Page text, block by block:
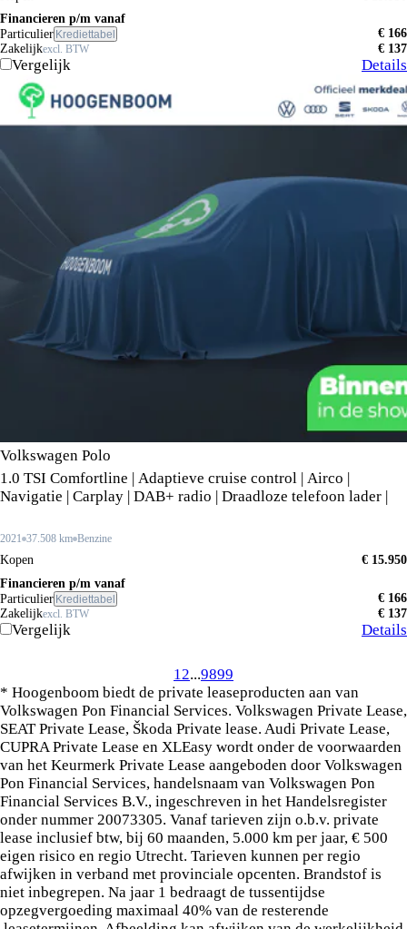
Financieren p/m vanaf
Particulier Krediettabel
€ 166
Zakelijkexcl. BTW € 137
Vergelijk Details
Volkswagen Polo
1.0 TSI Comfortline | Adaptieve cruise control | Airco |
Navigatie | Carplay | DAB+ radio | Draadloze telefoon lader |
2021 37.508 km Benzine
Kopen
€ 15.950
Financieren p/m vanaf
Particulier Krediettabel
€ 166
Zakelijkexcl. BTW € 137
Vergelijk Details
1 2...9899
* Hoogenboom biedt de private leaseproducten aan van
Volkswagen Pon Financial Services. Volkswagen Private Lease,
SEAT Private Lease, Škoda Private lease. Audi Private Lease,
CUPRA Private Lease en XLEasy wordt onder de voorwaarden
van het Keurmerk Private Lease aangeboden door Volkswagen
Pon Financial Services, handelsnaam van Volkswagen Pon
Financial Services B.V., ingeschreven in het Handelsregister
onder nummer 20073305. Vanaf tarieven zijn o.b.v. private
lease inclusief btw, bij 60 maanden, 5.000 km per jaar, € 500
eigen risico en regio Utrecht. Tarieven kunnen per regio
afwijken in verband met provinciale opcenten. Brandstof is
niet inbegrepen. Na jaar 1 bedraagt de tussentijdse
opzegvergoeding maximaal 40% van de resterende